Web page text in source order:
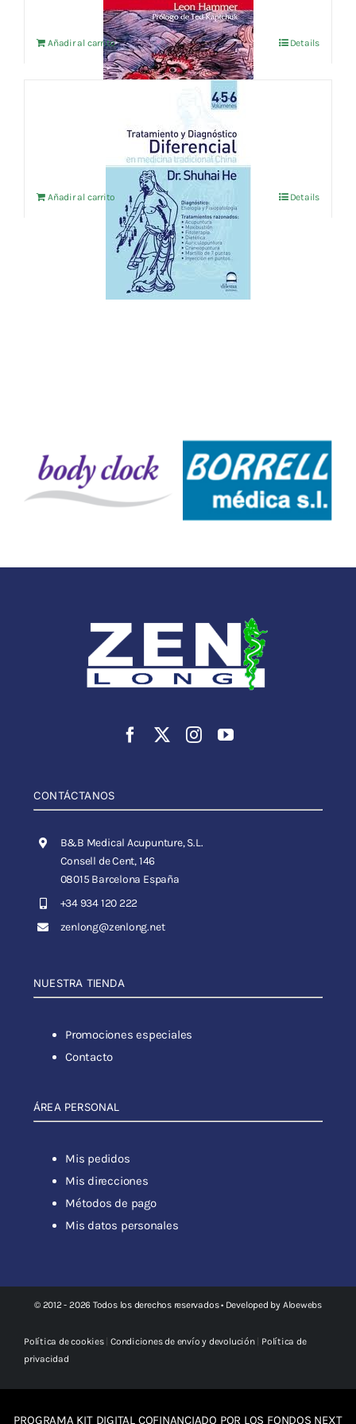
Añadir al carrito Details
TRATAMIENTO Y DIAGNOSTICO
IVA no incluído
Añadir al carrito Details
CONTÁCTANOS
B&B Medical Acupunture, S.L.
Consell de Cent, 146
08015 Barcelona España
+34 934 120 222
zenlong@zenlong.net
NUESTRA TIENDA
Promociones especiales
Contacto
ÁREA PERSONAL
Mis pedidos
Mis direcciones
Métodos de pago
Mis datos personales
© 2012 - 2026 Todos los derechos reservados • Developed by Aloewebs
Política de cookies|Condiciones de envío y devolución| Política de
privacidad
PROGRAMA KIT DIGITAL COFINANCIADO POR LOS FONDOS NEXT